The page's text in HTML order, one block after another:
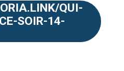
QUI-
SOIR-14-